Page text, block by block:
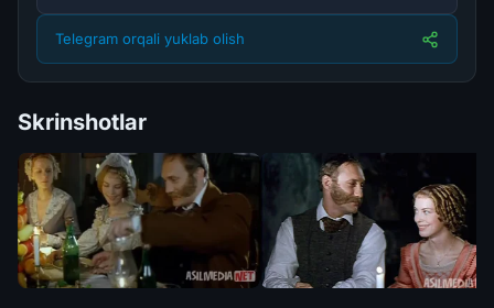
Telegram orqali yuklab olish
Skrinshotlar